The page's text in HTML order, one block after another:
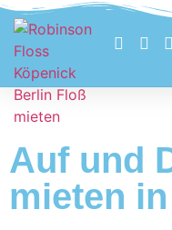
Auf und
mieten